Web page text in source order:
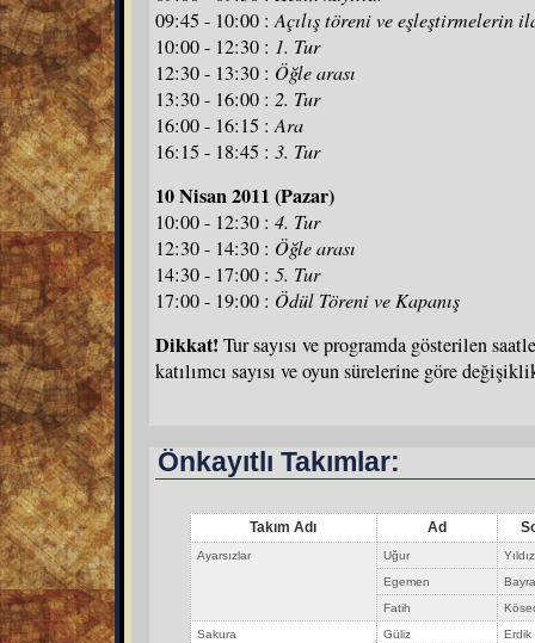
09:45 - 10:00 :Açılış töreni ve eşleştirmelerin
10:00 - 12:30 : 1. Tur
12:30 - 13:30 : Öğle arası
13:30 - 16:00 : 2. Tur
16:00 - 16:15 :Ara
16:15 - 18:45 : 3. Tur
10 Nisan 2011 (Pazar)
10:00 - 12:30 : 4. Tur
12:30 - 14:30 : Öğle arası
14:30 - 17:00 : 5. Tur
17:00 - 19:00 : Ödül Töreni ve Kapanış
Dikkat! Tur sayısı ve programda gösterilen
katılımcı sayısı ve oyun sürelerine göre
Önkayıtlı Takımlar:
Takım Adı Ad
Ayarsızlar Uğur
Yıldız
Egemen
Fatih
Sakura
Güliz
Erdik